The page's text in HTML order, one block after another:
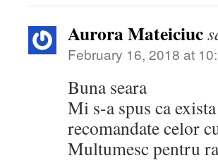
Aurora Mateiciuc
February 16, 2018 at
Buna seara
Mi s-a spus ca
recomandate celor
Multumesc pentru